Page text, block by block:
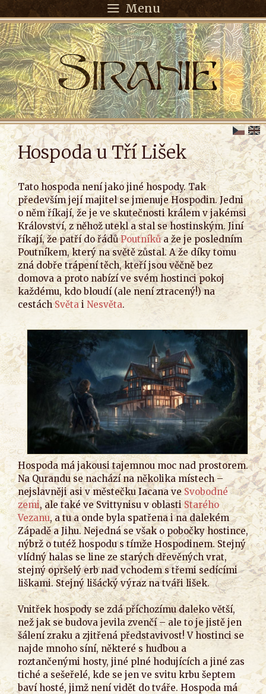
Menu
Hospoda u Tří Lišek
Tato hospoda není jako jiné hospody. Tak
především její majitel se jmenuje Hospodin. Jedni
o něm říkají, že je ve skutečnosti králem v jakémsi
Království, z něhož utekl a stal se hostinským. Jiní
říkají, že patří do řádůPoutníkůa že je posledním
Poutníkem, který na světě zůstal. A že díky tomu
zná dobře trápení těch, kteří jsou věčně bez
domova a proto nabízí ve svém hostinci pokoj
každému, kdo bloudí (ale není ztracený!) na
cestáchSvěta i Nesvěta.
Hospoda má jakousi tajemnou moc nad prostorem.
Na Qurandu se nachází na několika místech –
nejslavněji asi v městečku Iacana veSvobodné
zemi, ale také ve Svittynisu v oblastiStarého
Vezanu, a tu a onde byla spatřena i na dalekém
Západě a Jihu. Nejedná se však o pobočky hostince,
nýbrž o tutéž hospodu s tímže Hospodinem. Stejný
vlídný halas se line ze starých dřevěných vrat,
stejný opršelý erb nad vchodem s třemi sedícími
liškami. Stejný lišácký výraz na tváři lišek.
Vnitřek hospody se zdá příchozímu daleko větší,
než jak se budova jevila zvenčí – ale to je jistě jen
šálení zraku a zjitřená představivost! V hostinci se
najde mnoho síní, některé s hudbou a
roztančenými hosty, jiné plné hodujících a jiné zas
tiché a sešeřelé, kde se jen ve svitu krbu šeptem
baví hosté, jimž není vidět do tváře. Hospoda má